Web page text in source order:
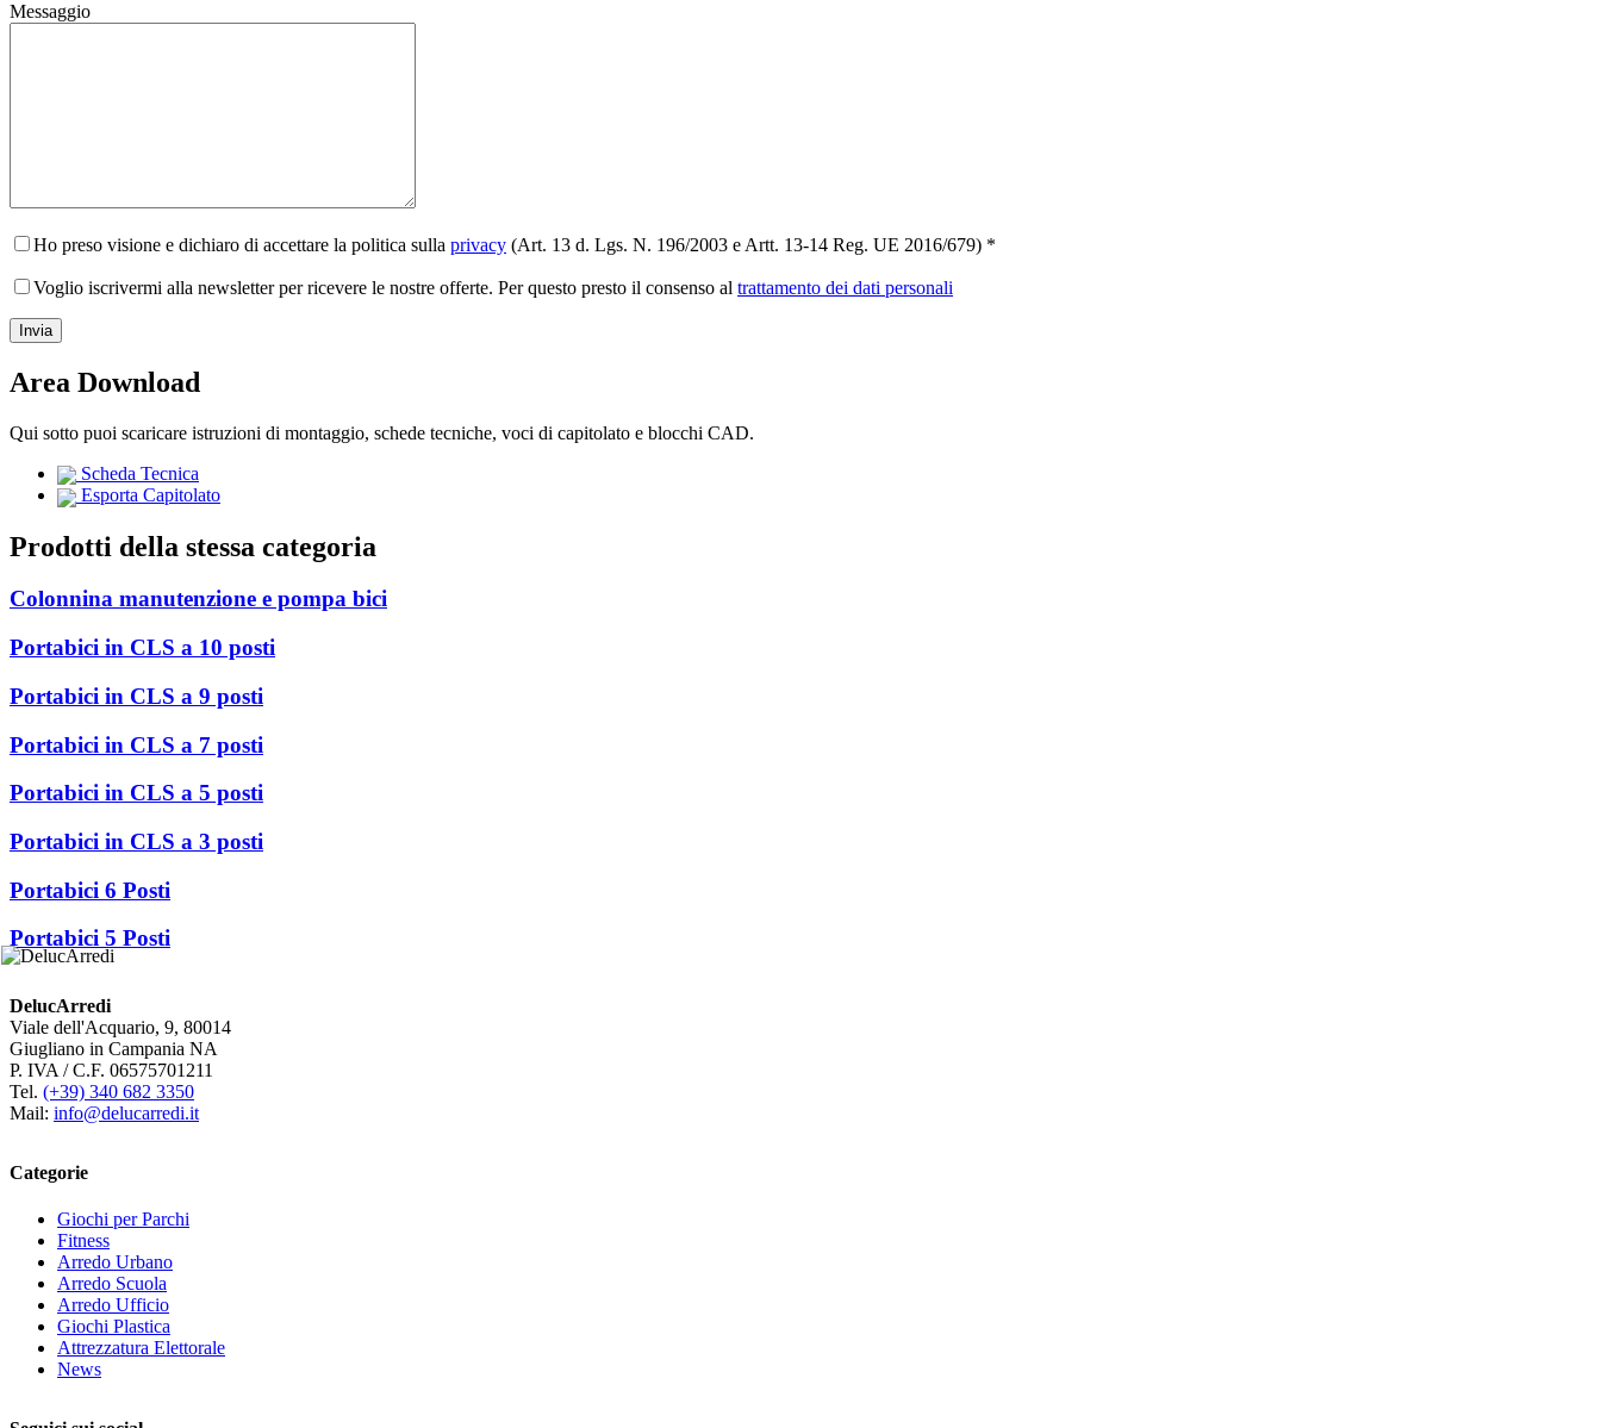
Messaggio
Ho preso visione e dichiaro di accettare la politica sulla privacy (Art. 13 d. Lgs. N. 196/2003 e Artt. 13-14 Reg. UE 2016/679) *
Voglio iscrivermi alla newsletter per ricevere le nostre offerte. Per questo presto il consenso al trattamento dei dati personali
Area Download
Qui sotto puoi scaricare istruzioni di montaggio, schede tecniche, voci di capitolato e blocchi CAD.
Scheda Tecnica
Esporta Capitolato
Prodotti della stessa categoria
Colonnina manutenzione e pompa bici
Portabici in CLS a 10 posti
Portabici in CLS a 9 posti
Portabici in CLS a 7 posti
Portabici in CLS a 5 posti
Portabici in CLS a 3 posti
Portabici 6 Posti
Portabici 5 Posti
DelucArredi
Viale dell'Acquario, 9, 80014
Giugliano in Campania NA
P. IVA / C.F. 06575701211
Tel. (+39) 340 682 3350
Mail: info@delucarredi.it
Categorie
Giochi per Parchi
Fitness
Arredo Urbano
Arredo Scuola
Arredo Ufficio
Giochi Plastica
Attrezzatura Elettorale
News